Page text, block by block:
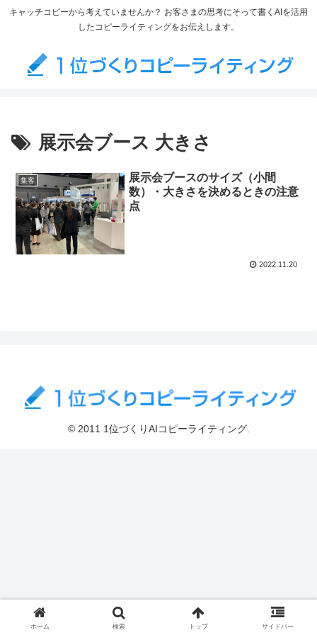
キャッチコピーから考えていませんか？ お客さまの思考にそって書くAIを活用
したコピーライティングをお伝えします。
展示会ブース 大きさ
集客
展示会ブースのサイズ（小間
数）・大きさを決めるときの注意
点
2022.11.20
© 2011 1位づくりAIコピーライティング.
ホーム 検索 トップ サイドバー